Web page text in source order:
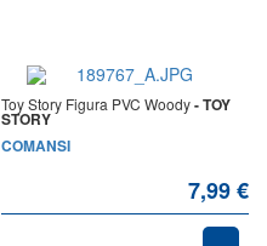
Toy Story Figura PVC Woody- TOY
STORY
COMANSI
7,99 €